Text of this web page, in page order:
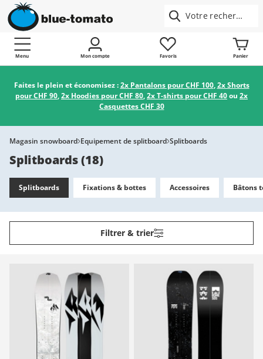
Menu Mon compte Favoris Panier
Faites le plein et économisez :2x Pantalons pour CHF 100,2x Shorts
pour CHF 90,2x Hoodies pour CHF 80,2x T-shirts pour CHF 40ou 2x
Casquettes CHF 30
Magasin snowboard Equipement de splitboard Splitboards
Splitboards(18)
Splitboards Fixations & bottes Accessoires Bâtons
Filtrer & trier